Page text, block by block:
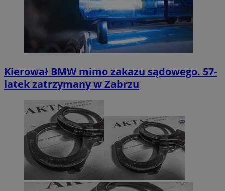
Kierował BMW mimo zakazu sądowego. 57-
latek zatrzymany w Zabrzu